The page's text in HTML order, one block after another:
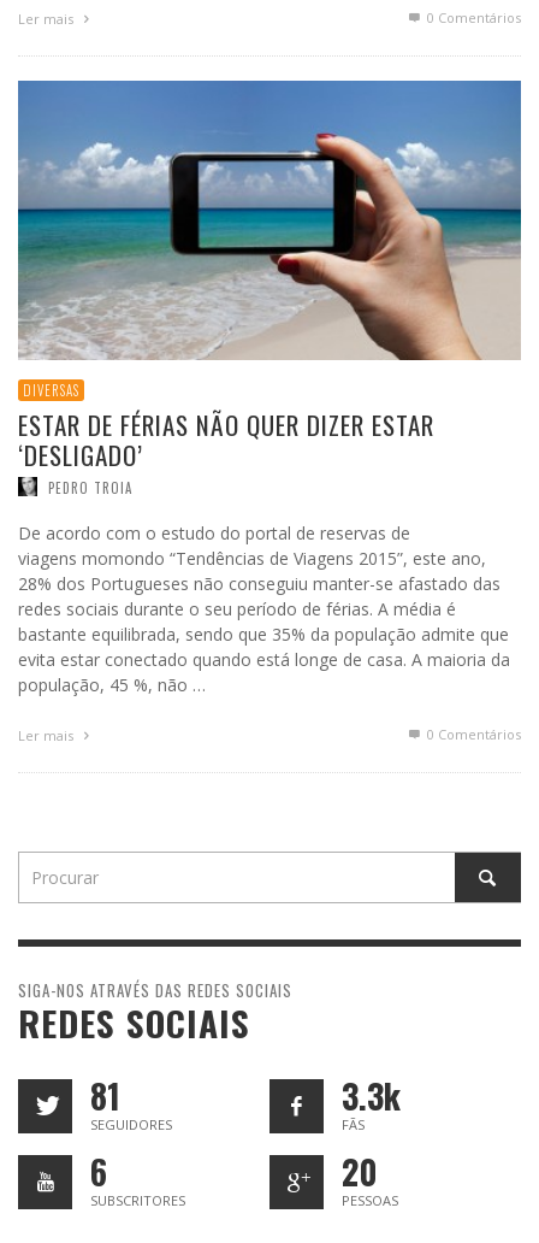
Ler mais 0 Comentários
DIVERSAS
ESTAR DE FÉRIAS NÃO QUER DIZER ESTAR
‘DESLIGADO’
PEDRO TROIA
De acordo com o estudo do portal de reservas de
viagens momondo “Tendências de Viagens 2015”, este ano,
28% dos Portugueses não conseguiu manter-se afastado das
redes sociais durante o seu período de férias. A média é
bastante equilibrada, sendo que 35% da população admite que
evita estar conectado quando está longe de casa. A maioria da
população, 45 %, não …
Ler mais 0 Comentários
SIGA-NOS ATRAVÉS DAS REDES SOCIAIS
REDES SOCIAIS
81
SEGUIDORES
3.3k
FÃS
6
SUBSCRITORES
20
PESSOAS